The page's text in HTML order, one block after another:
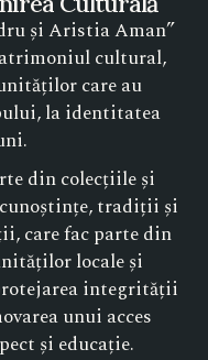
și Aristia Aman”
cultural,
care au
la identitatea
din colecțiile și
tradiții și
care fac parte din
locale și
integrității
unui acces
și educație.